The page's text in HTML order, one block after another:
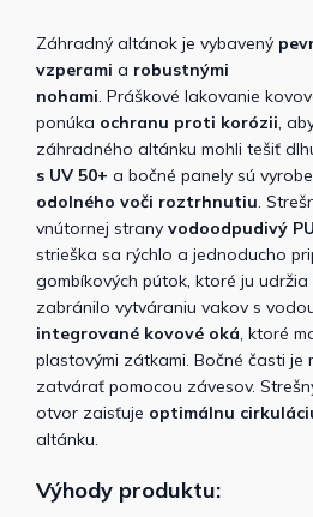
Záhradný altánok je vybavený
vzperami a robustnými
nohami . Práškové lakovanie
ponúka ochranu proti korózii ,
záhradného altánku mohli tešiť
s UV 50+ a bočné panely sú
odolného voči roztrhnutiu .
vnútornej strany vodoodpudivý
strieška sa rýchlo a jednoducho
gombíkových pútok, ktoré ju
zabránilo vytváraniu vakov s
integrované kovové oká , ktoré
plastovými zátkami. Bočné časti
zatvárať pomocou závesov.
otvor zaisťuje optimálnu
altánku.
Výhody produktu: